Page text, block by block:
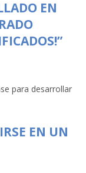
EN
para desarrollar
EN UN